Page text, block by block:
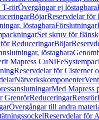
T-rörÖvergångar ej löstagbara
BöjarReservdelar för
löstagbaraFörslutningar
Set skruv för
ReduceringarBöjar
löstagbara
Mapress CuNiFe
Reservdelar för Cisterner
Nätverkskomponenter
Med Mapress
GrenrörReduceringarRensrör
Övergångar till andra
Reservdelar för